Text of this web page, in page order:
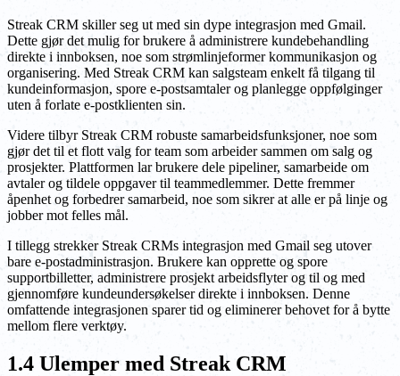
Streak CRM skiller seg ut med sin dype integrasjon med Gmail.
Dette gjør det mulig for brukere å administrere kundebehandling
direkte i innboksen, noe som strømlinjeformer kommunikasjon og
organisering. Med Streak CRM kan salgsteam enkelt få tilgang til
kundeinformasjon, spore e-postsamtaler og planlegge oppfølginger
uten å forlate e-postklienten sin.
Videre tilbyr Streak CRM robuste samarbeidsfunksjoner, noe som
gjør det til et flott valg for team som arbeider sammen om salg og
prosjekter. Plattformen lar brukere dele pipeliner, samarbeide om
avtaler og tildele oppgaver til teammedlemmer. Dette fremmer
åpenhet og forbedrer samarbeid, noe som sikrer at alle er på linje og
jobber mot felles mål.
I tillegg strekker Streak CRMs integrasjon med Gmail seg utover
bare e-postadministrasjon. Brukere kan opprette og spore
supportbilletter, administrere prosjekt arbeidsflyter og til og med
gjennomføre kundeundersøkelser direkte i innboksen. Denne
omfattende integrasjonen sparer tid og eliminerer behovet for å bytte
mellom flere verktøy.
1.4 Ulemper med Streak CRM